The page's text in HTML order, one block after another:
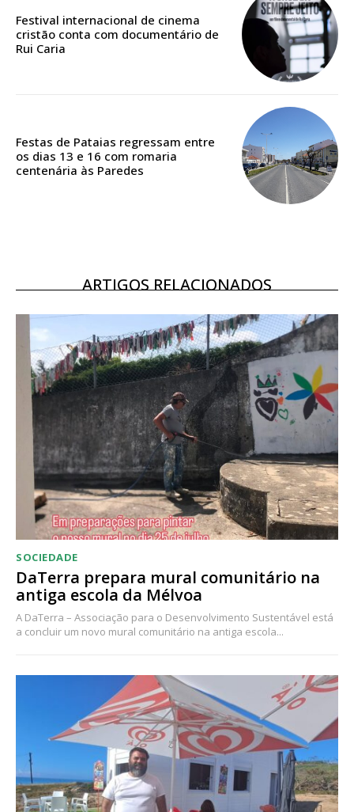
casa
Acesso ao conteúdo online
Acesso aos conteúdos Exclusivos para
Escolha o plano
16€
12 meses
Acesso ao conteúdo online
Acesso aos conteúdos Exclusivos para
assinantes
Ofertas para assinatura anual
Escolha o plano
Festival internacional de cinema
cristão conta com documentário de
Rui Caria
Festas de Pataias regressam entre
os dias 13 e 16 com romaria
centenária às Paredes
ARTIGOS RELACIONADOS
SOCIEDADE
DaTerra prepara mural comunitário na
antiga escola da Mélvoa
A DaTerra – Associação para o Desenvolvimento Sustentável está
a concluir um novo mural comunitário na antiga escola...